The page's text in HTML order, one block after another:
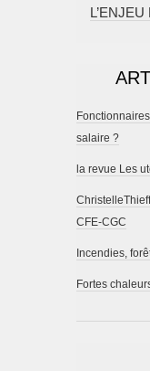
salaire ?
la revue Les
CFE-CGC
Incendies,
Fortes